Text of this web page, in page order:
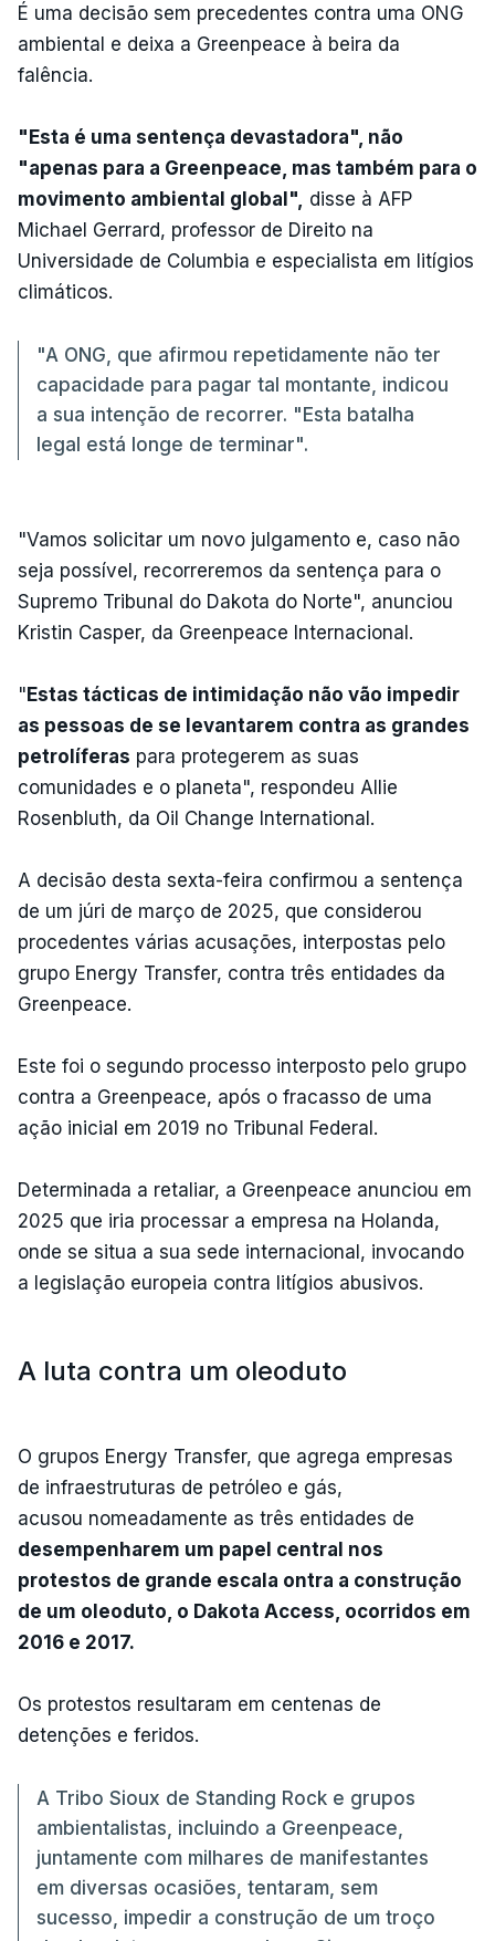
É uma decisão sem precedentes contra uma ONG
ambiental e deixa a Greenpeace à beira da
falência.
"Esta é uma sentença devastadora", não
"apenas para a Greenpeace, mas também para o
movimento ambiental global", disse à AFP
Michael Gerrard, professor de Direito na
Universidade de Columbia e especialista em litígios
climáticos.
"A ONG, que afirmou repetidamente não ter
capacidade para pagar tal montante, indicou
a sua intenção de recorrer. "Esta batalha
legal está longe de terminar".
"Vamos solicitar um novo julgamento e, caso não
seja possível, recorreremos da sentença para o
Supremo Tribunal do Dakota do Norte", anunciou
Kristin Casper, da Greenpeace Internacional.
"Estas tácticas de intimidação não vão impedir
as pessoas de se levantarem contra as grandes
petrolíferas para protegerem as suas
comunidades e o planeta", respondeu Allie
Rosenbluth, da Oil Change International.
A decisão desta sexta-feira confirmou a sentença
de um júri de março de 2025, que considerou
procedentes várias acusações, interpostas pelo
grupo Energy Transfer, contra três entidades da
Greenpeace.
Este foi o segundo processo interposto pelo grupo
contra a Greenpeace, após o fracasso de uma
ação inicial em 2019 no Tribunal Federal.
Determinada a retaliar, a Greenpeace anunciou em
2025 que iria processar a empresa na Holanda,
onde se situa a sua sede internacional, invocando
a legislação europeia contra litígios abusivos.
A luta contra um oleoduto
O grupos Energy Transfer, que agrega empresas
de infraestruturas de petróleo e gás,
acusou nomeadamente as três entidades de
desempenharem um papel central nos
protestos de grande escala ontra a construção
de um oleoduto, o Dakota Access, ocorridos em
2016 e 2017.
Os protestos resultaram em centenas de
detenções e feridos.
A Tribo Sioux de Standing Rock e grupos
ambientalistas, incluindo a Greenpeace,
juntamente com milhares de manifestantes
em diversas ocasiões, tentaram, sem
sucesso, impedir a construção de um troço